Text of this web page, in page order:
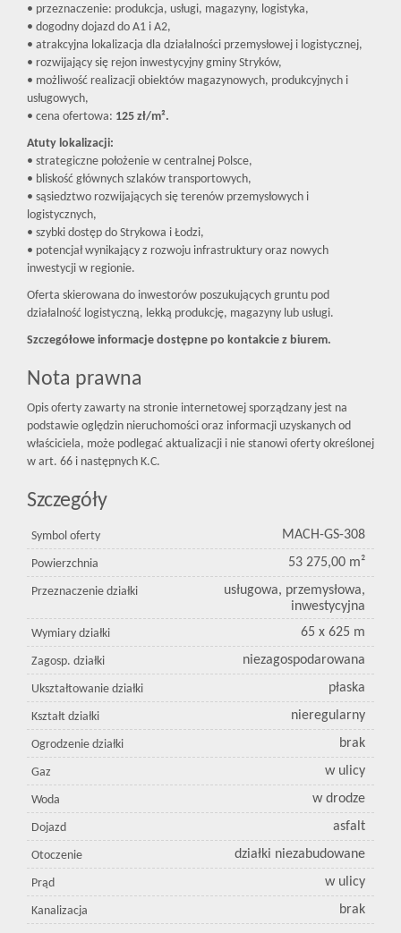
• przeznaczenie: produkcja, usługi, magazyny, logistyka,
• dogodny dojazd do A1 i A2,
• atrakcyjna lokalizacja dla działalności przemysłowej i logistycznej,
• rozwijający się rejon inwestycyjny gminy Stryków,
• możliwość realizacji obiektów magazynowych, produkcyjnych i
usługowych,
• cena ofertowa: 125 zł/m².
Atuty lokalizacji:
• strategiczne położenie w centralnej Polsce,
• bliskość głównych szlaków transportowych,
• sąsiedztwo rozwijających się terenów przemysłowych i
logistycznych,
• szybki dostęp do Strykowa i Łodzi,
• potencjał wynikający z rozwoju infrastruktury oraz nowych
inwestycji w regionie.
Oferta skierowana do inwestorów poszukujących gruntu pod
działalność logistyczną, lekką produkcję, magazyny lub usługi.
Szczegółowe informacje dostępne po kontakcie z biurem.
Nota prawna
Opis oferty zawarty na stronie internetowej sporządzany jest na
podstawie oględzin nieruchomości oraz informacji uzyskanych od
właściciela, może podlegać aktualizacji i nie stanowi oferty określonej
w art. 66 i następnych K.C.
Szczegóły
Symbol oferty MACH-GS-308
Powierzchnia 53 275,00 m²
Przeznaczenie działki
usługowa, przemysłowa,
inwestycyjna
Wymiary działki 65 x 625 m
Zagosp. działki niezagospodarowana
Ukształtowanie działki płaska
Kształt działki nieregularny
Ogrodzenie działki brak
Gaz w ulicy
Woda w drodze
Dojazd asfalt
Otoczenie działki niezabudowane
Prąd w ulicy
Kanalizacja brak